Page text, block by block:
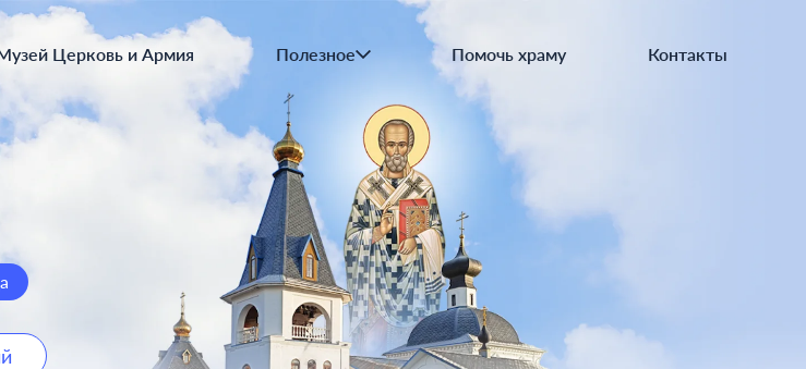
Церковь и Армия Полезное
Основы православия
Православная трапезаПомочь храму Контакты